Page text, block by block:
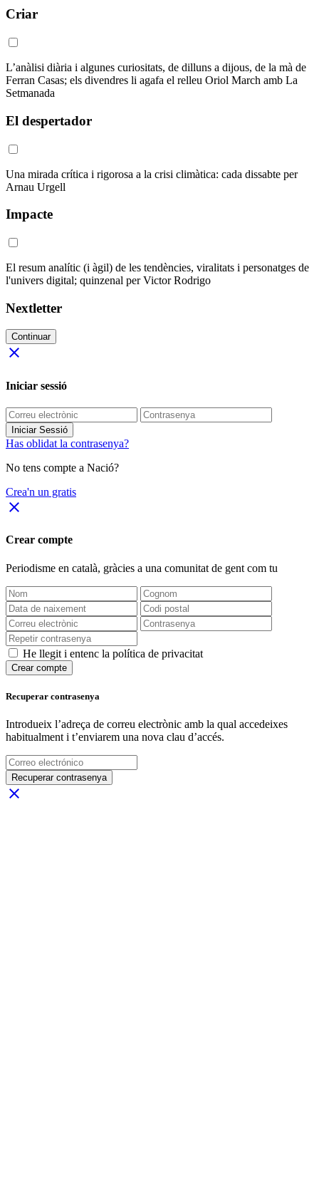
Criar
L’anàlisi diària i algunes curiositats, de dilluns a dijous, de la mà de
Ferran Casas; els divendres li agafa el relleu Oriol March amb La
Setmanada
El despertador
Una mirada crítica i rigorosa a la crisi climàtica: cada dissabte per
Arnau Urgell
Impacte
El resum analític (i àgil) de les tendències, viralitats i personatges de
l'univers digital; quinzenal per Victor Rodrigo
Nextletter
Continuar
close
Iniciar sessió
Iniciar Sessió
Has oblidat la contrasenya?
No tens compte a Nació?
Crea'n un gratis
close
Crear compte
Periodisme en català, gràcies a una comunitat de gent com tu
He llegit i entenc la política de privacitat
Crear compte
Recuperar contrasenya
Introdueix l’adreça de correu electrònic amb la qual accedeixes
habitualment i t’enviarem una nova clau d’accés.
Recuperar contrasenya
close